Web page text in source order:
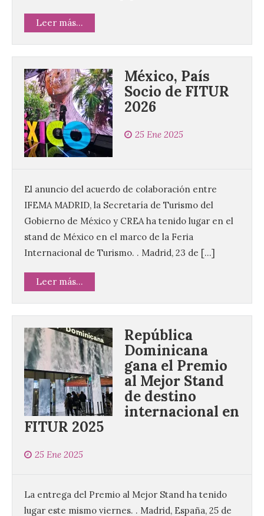
Leer más...
México, País
Socio de FITUR
2026
25 Ene 2025
El anuncio del acuerdo de colaboración entre
IFEMA MADRID, la Secretaría de Turismo del
Gobierno de México y CREA ha tenido lugar en el
stand de México en el marco de la Feria
Internacional de Turismo. . Madrid, 23 de […]
Leer más...
República
Dominicana
gana el Premio
al Mejor Stand
de destino
internacional en
FITUR 2025
25 Ene 2025
La entrega del Premio al Mejor Stand ha tenido
lugar este mismo viernes. . Madrid, España, 25 de